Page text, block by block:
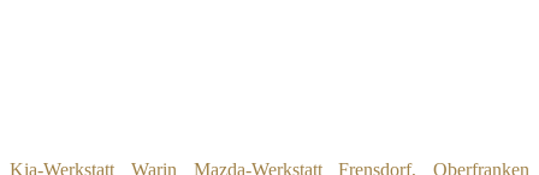
Kia-Werkstatt Warin
Mazda-Werkstatt Frensdorf, Oberfranken